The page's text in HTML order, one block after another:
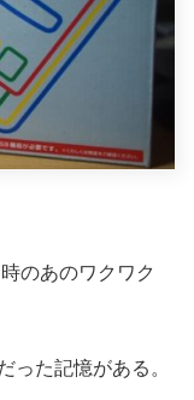
のあのワクワク
った記憶がある。